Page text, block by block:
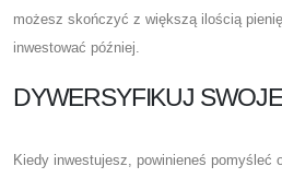
możesz skończyć z większą ilością
inwestować później.
DYWERSYFIKUJ
Kiedy inwestujesz, powinieneś pomyśleć